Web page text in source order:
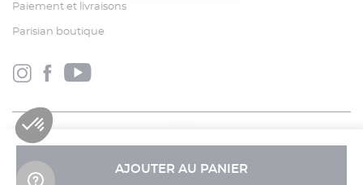
AJOUTER AU PANIER
Paiement et livraisons
Parisian boutique